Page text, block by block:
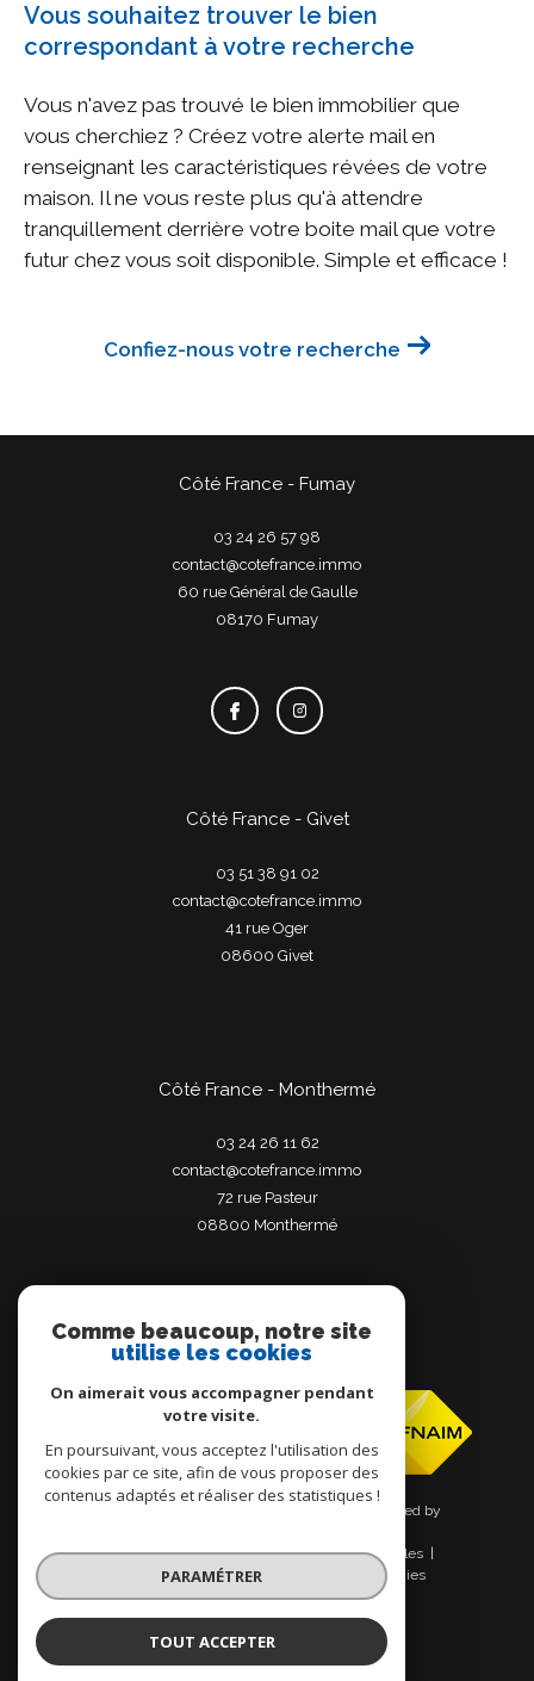
Vous souhaitez trouver le bien
correspondant à votre recherche
Vous n'avez pas trouvé le bien immobilier que
vous cherchiez ? Créez votre alerte mail en
renseignant les caractéristiques révées de votre
maison. Il ne vous reste plus qu'à attendre
tranquillement derrière votre boite mail que votre
futur chez vous soit disponible. Simple et efficace !
Confiez-nous votre recherche
Côté France - Fumay
03 24 26 57 98
contact@cotefrance.immo
60 rue Général de Gaulle
08170
fumay
Côté France - Givet
03 51 38 91 02
contact@cotefrance.immo
41 rue Oger
08600
givet
Côté France - Monthermé
03 24 26 11 62
contact@cotefrance.immo
72 rue Pasteur
08800
monthermé
Adhérents
© 2026 | Tous droits réservés | Traduction powered by
Nos honoraires
Plan du site
Mentions légales
Nos liens Politique RGPD Cookies
Comme beaucoup, notre site
utilise les cookies
On aimerait vous accompagner pendant
votre visite.
En poursuivant, vous acceptez l'utilisation des
cookies par ce site, afin de vous proposer des
contenus adaptés et réaliser des statistiques !
PARAMÉTRER
TOUT ACCEPTER